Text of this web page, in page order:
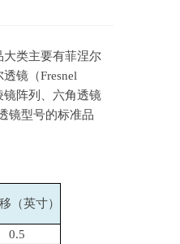
大类主要有菲涅尔
镜（Fresnel
镜阵列、六角透镜
镜型号的标准品
（英寸）
0.5